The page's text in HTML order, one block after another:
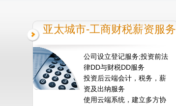
亚太城市-工商财税薪资服务
公司设立登记服务;投资前法
律DD与财税DD服务
投资后云端会计，税务，薪
资及出纳服务
使用云端系统，建立多方协